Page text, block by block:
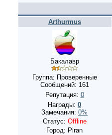
Arthurmus
Бакалавр
Группа: Проверенные
Сообщений: 161
Репутация: 0
Награды: 0
Замечания: 0%
Статус: Offline
Город: Piran